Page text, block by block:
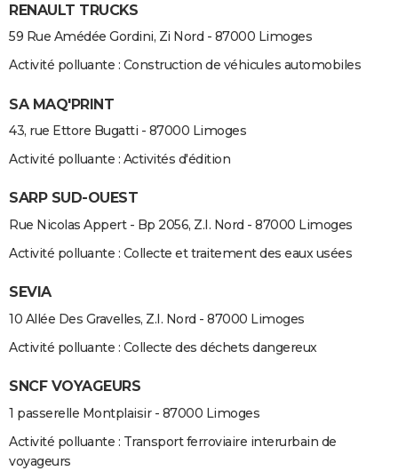
RENAULT TRUCKS
59 Rue Amédée Gordini, Zi Nord - 87000 Limoges
Activité polluante : Construction de véhicules automobiles
SA MAQ'PRINT
43, rue Ettore Bugatti - 87000 Limoges
Activité polluante : Activités d'édition
SARP SUD-OUEST
Rue Nicolas Appert - Bp 2056, Z.I. Nord - 87000 Limoges
Activité polluante : Collecte et traitement des eaux usées
SEVIA
10 Allée Des Gravelles, Z.I. Nord - 87000 Limoges
Activité polluante : Collecte des déchets dangereux
SNCF VOYAGEURS
1 passerelle Montplaisir - 87000 Limoges
Activité polluante : Transport ferroviaire interurbain de
voyageurs